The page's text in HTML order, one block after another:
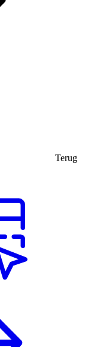
Terug